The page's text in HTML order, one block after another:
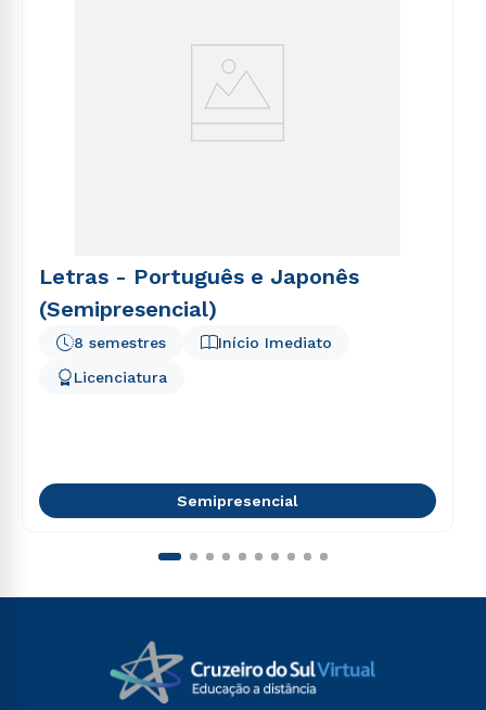
Letras - Português e Japonês
(Semipresencial)
Início Imediato
8 semestres
Licenciatura
Semipresencial